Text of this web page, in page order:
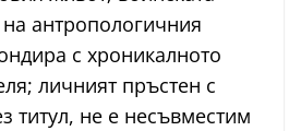
антропологичния
с хроникалното
личният пръстен с
титул, не е несъвместим